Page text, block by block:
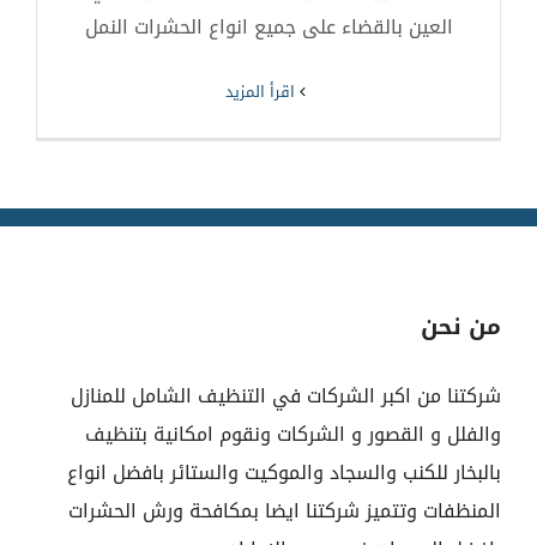
العين بالقضاء على جميع انواع الحشرات النمل
من نحن
شركتنا من اكبر الشركات في التنظيف الشامل للمنازل
والفلل و القصور و الشركات ونقوم امكانية بتنظيف
بالبخار للكنب والسجاد والموكيت والستائر بافضل انواع
المنظفات وتتميز شركتنا ايضا بمكافحة ورش الحشرات